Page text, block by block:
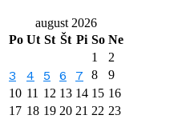
august 2026
Po Ut St Št Pi So Ne
1
2
3 4 5 6 7 8
9
10 11 12 13 14 15 16
17 18 19 20 21 22 23